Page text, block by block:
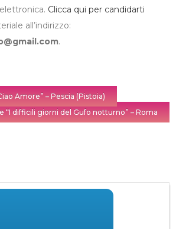
Clicca qui per candidarti
all’indirizzo:
.
Amore” – Pescia (Pistoia)
“I difficili giorni del Gufo notturno” – Roma